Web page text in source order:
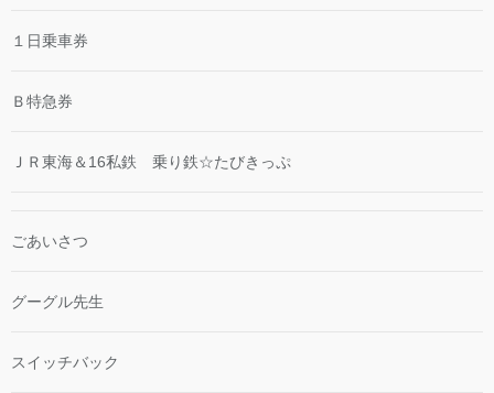
１日乗車券
Ｂ特急券
ＪＲ東海＆16私鉄 乗り鉄☆たびきっぷ
ごあいさつ
グーグル先生
スイッチバック